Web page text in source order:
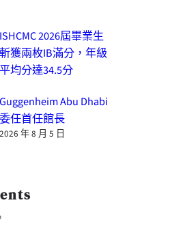
ISHCMC 2026屆畢業生
斬獲兩枚IB滿分，年級
平均分達34.5分
Guggenheim Abu Dhabi
委任首任館長
2026 年 8 月 5 日